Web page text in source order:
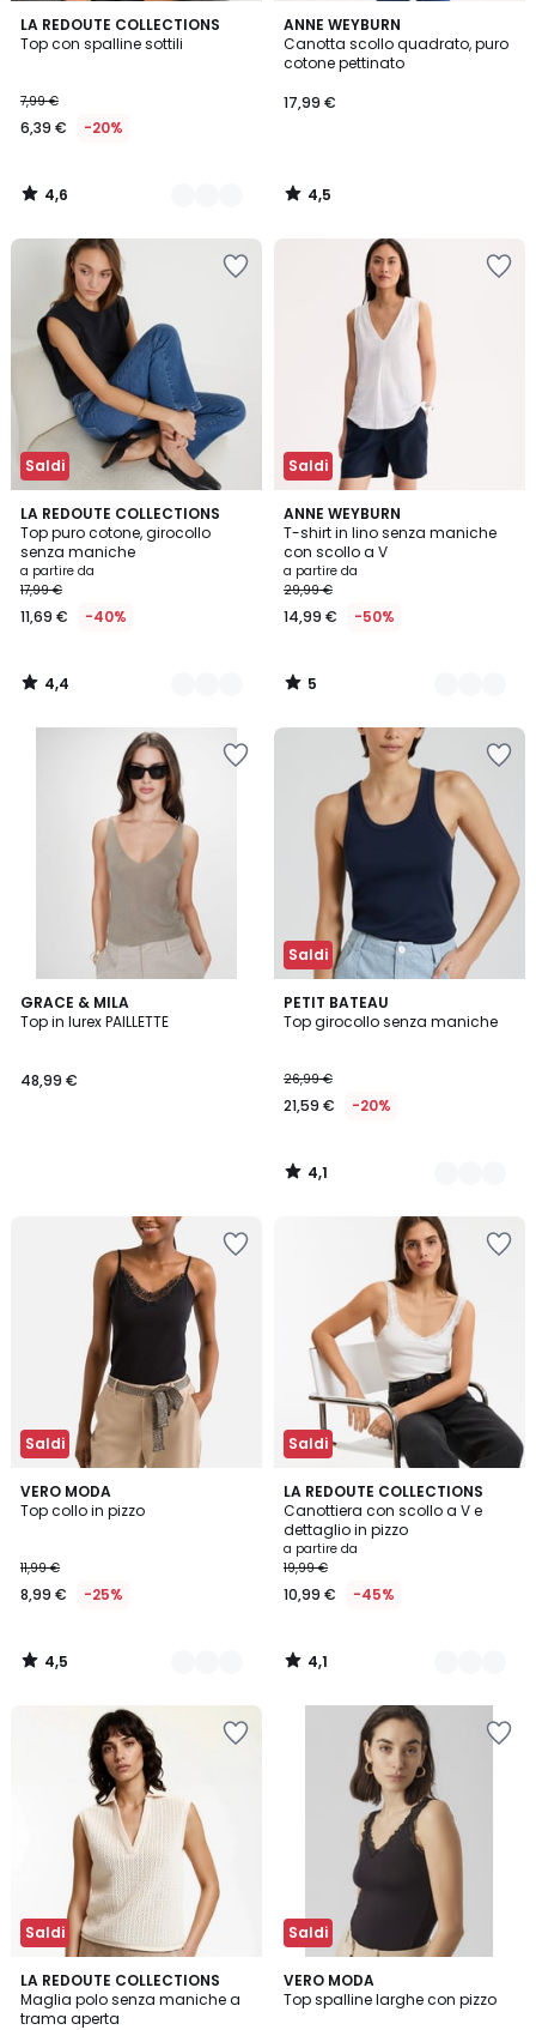
LA REDOUTE COLLECTIONS
Top con spalline sottili
7,99 €
6,39 € -20%
4,6
/ 5
2
Colori
4,6
/
ANNE WEYBURN
Canotta scollo quadrato, puro
cotone pettinato
17,99 €
4,5
/ 5
4,5
/
Saldi
LA REDOUTE COLLECTIONS
Top puro cotone, girocollo
senza maniche
a partire da
17,99 €
11,69 € -40%
4,4
/ 5
3
Colori
4,4
/
Saldi
ANNE WEYBURN
T-shirt in lino senza maniche
con scollo a V
a partire da
29,99 €
14,99 € -50%
5
/
5
3
Colori
5
/
GRACE & MILA
Top in lurex PAILLETTE
48,99 €
Saldi
PETIT BATEAU
Top girocollo senza maniche
26,99 €
21,59 € -20%
4,1
/ 5
2
Colori
4,1
/
Saldi
VERO MODA
Top collo in pizzo
11,99 €
8,99 € -25%
4,5
/ 5
2
Colori
4,5
/
Saldi
LA REDOUTE COLLECTIONS
Canottiera con scollo a V e
dettaglio in pizzo
a partire da
19,99 €
10,99 € -45%
4,1
/ 5
2
Colori
4,1
/
Saldi
LA REDOUTE COLLECTIONS
Maglia polo senza maniche a
trama aperta
2,7
/ 5
Saldi
VERO MODA
Top spalline larghe con pizzo
3,3
/ 5
2
Colori